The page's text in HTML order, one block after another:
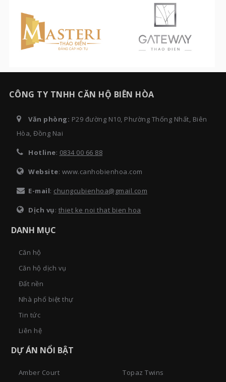
CÔNG TY TNHH CĂN HỘ BIÊN HÒA
Văn phòng: P29 đường N10, Phường Thống Nhất, Biên
Hòa, Đồng Nai
Hotline: 0834 00 66 88
Website: www.canhobienhoa.com
E-mail: chungcubienhoa@gmail.com
Dịch vụ: thiet ke noi that bien hoa
DANH MỤC
Căn hộ
Căn hộ dịch vụ
Đất nền
Nhà phố biệt thự
Tin tức
Liên hệ
DỰ ÁN NỔI BẬT
Amber Court Topaz Twins